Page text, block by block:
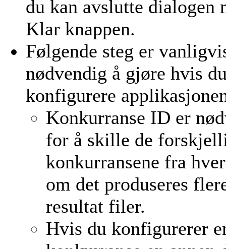
du kan avslutte dialogen
Klar knappen.
Følgende steg er
nødvendig å gjøre hvis
konfigurere
Konkurranse ID er
for å skille de
konkurransene fra
om det produseres
resultat filer.
Hvis du konfigurerer